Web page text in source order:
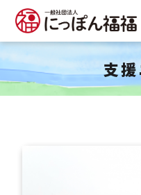
支